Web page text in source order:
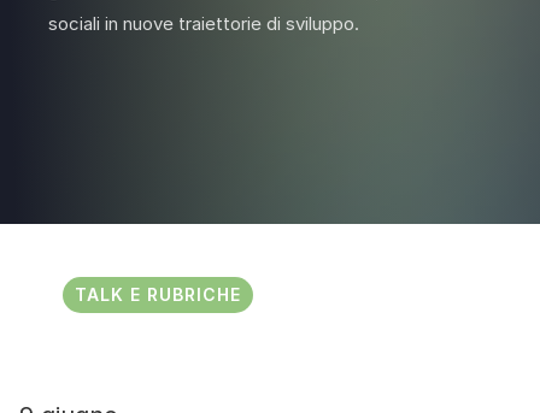
sociali in nuove traiettorie di sviluppo.
TALK E RUBRICHE